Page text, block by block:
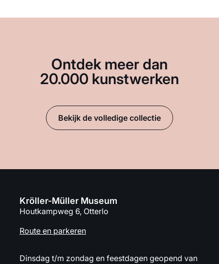
Ontdek meer dan
20.000 kunstwerken
Bekijk de volledige collectie
Kröller-Müller Museum
Houtkampweg 6, Otterlo
Route en parkeren
Dinsdag t/m zondag en feestdagen geopend van